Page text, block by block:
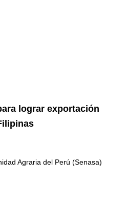
lograr exportación
Agraria del Perú (Senasa)